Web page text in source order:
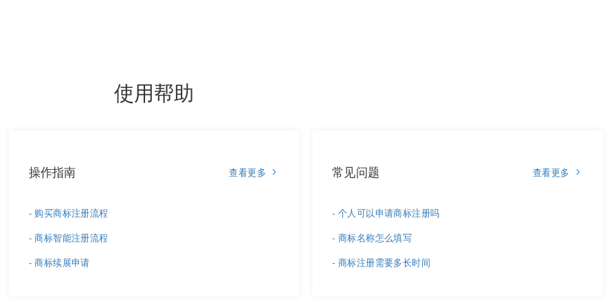
使用帮助
操作指南 查看更多
- 购买商标注册流程
- 商标智能注册流程
- 商标续展申请
常见问题 查看更多
- 个人可以申请商标注册吗
- 商标名称怎么填写
- 商标注册需要多长时间